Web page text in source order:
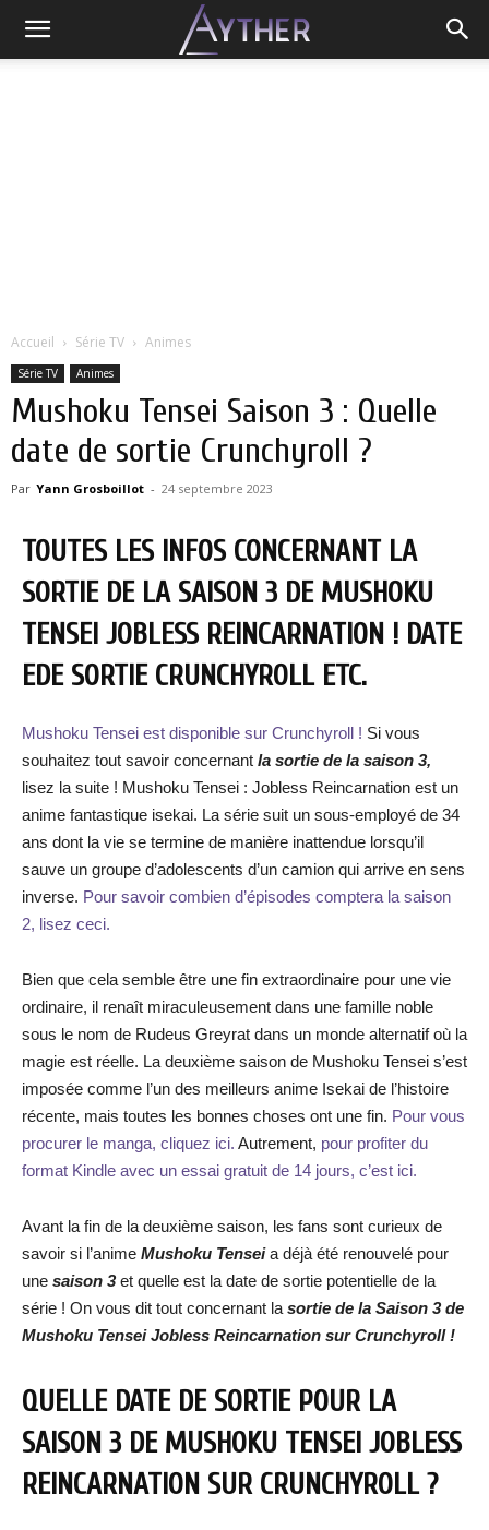
Accueil Série TV Animes
Série TV Animes
Mushoku Tensei Saison 3 : Quelle
date de sortie Crunchyroll ?
Par Yann Grosboillot - 24 septembre 2023
TOUTES LES INFOS CONCERNANT LA
SORTIE DE LA SAISON 3 DE MUSHOKU
TENSEI JOBLESS REINCARNATION ! DATE
EDE SORTIE CRUNCHYROLL ETC.
Mushoku Tensei est disponible sur Crunchyroll ! Si vous
souhaitez tout savoir concernant la sortie de la saison 3,
lisez la suite ! Mushoku Tensei : Jobless Reincarnation est un
anime fantastique isekai. La série suit un sous-employé de 34
ans dont la vie se termine de manière inattendue lorsqu’il
sauve un groupe d’adolescents d’un camion qui arrive en sens
inverse. Pour savoir combien d’épisodes comptera la saison
2, lisez ceci.
Bien que cela semble être une fin extraordinaire pour une vie
ordinaire, il renaît miraculeusement dans une famille noble
sous le nom de Rudeus Greyrat dans un monde alternatif où la
magie est réelle. La deuxième saison de Mushoku Tensei s’est
imposée comme l’un des meilleurs anime Isekai de l’histoire
récente, mais toutes les bonnes choses ont une fin. Pour vous
procurer le manga, cliquez ici. Autrement, pour profiter du
format Kindle avec un essai gratuit de 14 jours, c’est ici.
Avant la fin de la deuxième saison, les fans sont curieux de
savoir si l’anime Mushoku Tenseia déjà été renouvelé pour
une saison 3et quelle est la date de sortie potentielle de la
série ! On vous dit tout concernant la sortie de la Saison 3 de
Mushoku Tensei Jobless Reincarnation sur Crunchyroll !
QUELLE DATE DE SORTIE POUR LA
SAISON 3 DE MUSHOKU TENSEI JOBLESS
REINCARNATION SUR CRUNCHYROLL ?